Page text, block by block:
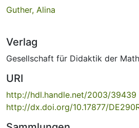
Guther, Alina
Verlag
Gesellschaft für Didaktik der
URI
http://hdl.handle.net/2003/39439
http://dx.doi.org/10.17877/